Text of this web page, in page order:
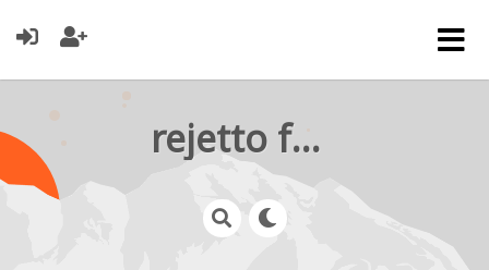
rejetto forum